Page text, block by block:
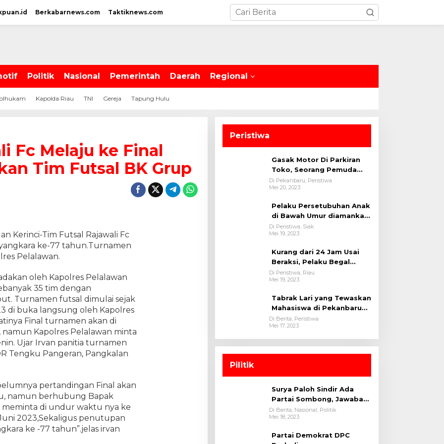
Berkabarnews.com Taktiknews.com
Politik Nasional Pemerintah Daerah Regional
Kapolda Riau TNI Gereja Tapung Hulu
Fc Melaju ke Final
Tim Futsal BK Grup
Kerinci-Tim Futsal Rajawali Fc
ke-77 tahun.Turnamen
Pelalawan.
oleh Kapolres Pelalawan
35 tim dengan
Turnamen futsal dimulai sejak
di buka langsung oleh Kapolres
Final turnamen akan di
Kapolres Pelalawan minta
Ujar Irvan panitia turnamen
Tengku Pangeran, Pangkalan
pertandingan Final akan
namun berhubung Bapak
meminta di undur waktu nya ke
2023,Sekaligus penutupan
ke -77 tahun”.jelas irvan
Peristiwa
Gasak Motor Di Parkiran
Toko, Seorang Pemuda
Diamankan Polsek Bukit
Raya
Di Pekanbaru, Peristiwa
Mei 20, 2023
Pelaku Persetubuhan Anak
di Bawah Umur diamankan
oleh tim Opsnal Polsek
Tualang-Polres Siak-Polda
Di Peristiwa, Siak
Mei 19, 2023
Kurang dari 24 Jam Usai
Beraksi, Pelaku Begal
Berhasil Di Bekuk
Satreskrim Polres
Di Peristiwa, Riau
Mei 19, 2023
Tabrak Lari yang Tewaskan
Mahasiswa di Pekanbaru
Ditangkap Polisi
Di Berita, Peristiwa
Mei 17, 2023
Pilitik
Surya Paloh Sindir Ada
Partai Sombong, Jawaban
Megawati
Di Berita, Nasional, Politik
Mei 18, 2023
Partai Demokrat DPC